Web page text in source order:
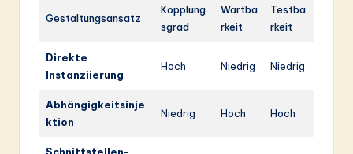
Gestaltungsansatz
Kopplung
sgrad
Wartba
rkeit
Testba
rkeit
Direkte
Instanziierung
Hoch Niedrig Niedrig
Abhängigkeitsinje
ktion
Niedrig Hoch Hoch